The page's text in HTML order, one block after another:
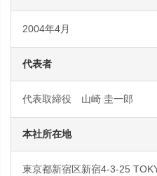
2004年4月
代表者
代表取締役 山崎 圭一郎
本社所在地
東京都新宿区新宿4-3-25